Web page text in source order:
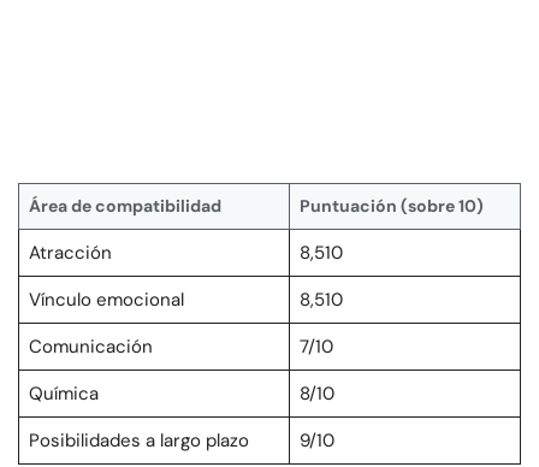
Área de compatibilidad Puntuación (sobre 10)
Atracción
8,510
Vínculo emocional
8,510
Comunicación
7/10
Química
8/10
Posibilidades a largo plazo
9/10